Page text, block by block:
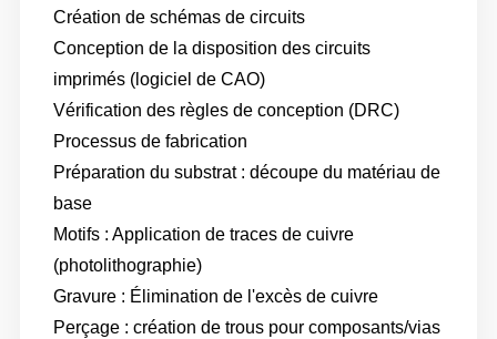
Création de schémas de circuits
Conception de la disposition des circuits
imprimés (logiciel de CAO)
Vérification des règles de conception (DRC)
Processus de fabrication
Préparation du substrat : découpe du matériau de
base
Motifs : Application de traces de cuivre
(photolithographie)
Gravure : Élimination de l'excès de cuivre
Perçage : création de trous pour composants/vias